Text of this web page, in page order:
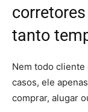
tanto
Nem todo
casos, ele
comprar, alugar